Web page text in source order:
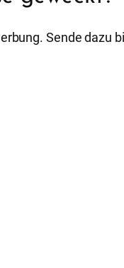
Sende dazu